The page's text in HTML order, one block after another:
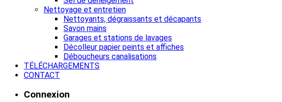
Nettoyage et entretien
Nettoyants, dégraissants et décapants
Savon mains
Garages et stations de lavages
Décolleur papier peints et affiches
Déboucheurs canalisations
TÉLÉCHARGEMENTS
CONTACT
Connexion